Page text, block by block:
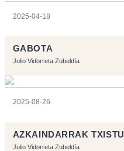
2025-04-18
GABOTA
Julio Vidorreta Zubeldía
2025-08-26
AZKAINDARRAK TXISTU
Julio Vidorreta Zubeldía